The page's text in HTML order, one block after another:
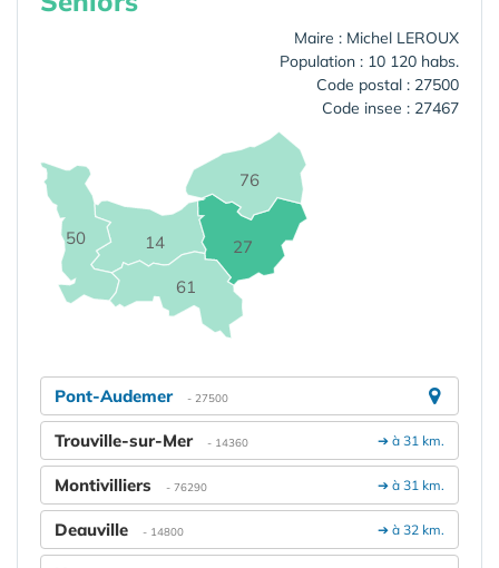
Maire : Michel LEROUX
Population : 10 120 habs.
Code postal : 27500
Code insee : 27467
14 27
50
61
76
Pont-Audemer - 27500
➔ à 31 km.
Trouville-sur-Mer - 14360
➔ à 31 km.
Montivilliers - 76290
➔ à 32 km.
Deauville - 14800